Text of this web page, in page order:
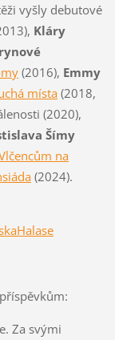
vyšly debutové
Kláry
(2016), Emmy
místa(2018,
(2020),
Šímy
na
(2024).
Za svými